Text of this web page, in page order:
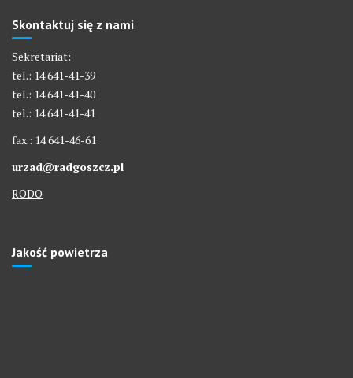
Skontaktuj się z nami
Sekretariat:
tel.: 14 641-41-39
tel.: 14 641-41-40
tel.: 14 641-41-41
fax.: 14 641-46-61
urzad@radgoszcz.pl
RODO
Jakość powietrza